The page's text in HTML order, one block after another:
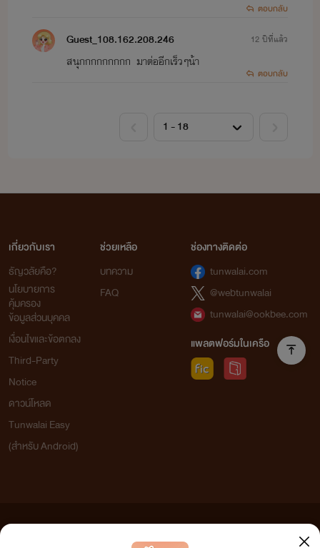
ตอบกลับ
Guest_108.162.208.246
สนุกกกกกกกกก มาต่ออีกเร็วๆน้า
12 ปีที่แล้ว
ตอบกลับ
เกี่ยวกับเรา
ธัญวลัยคือ?
นโยบายการ
คุ้มครอง
ข้อมูลส่วนบุคคล
เงื่อนไขและข้อตกลง
Third-Party
Notice
ดาวน์โหลด
Tunwalai Easy
(สำหรับ Android)
ช่วยเหลือ
บทความ
FAQ
ช่องทางติดต่อ
tunwalai.com
@webtunwalai
tunwalai@ookbee.com
แพลตฟอร์มในเครือ